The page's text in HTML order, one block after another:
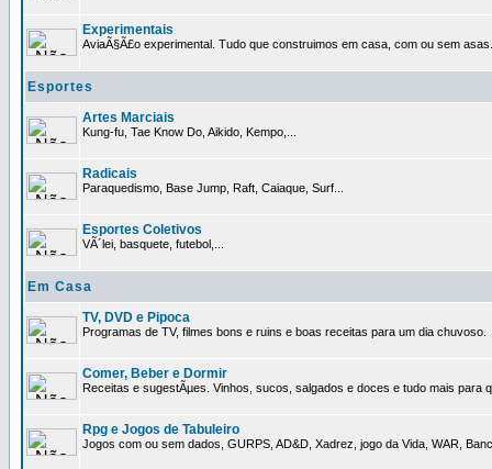
Experimentais
AviaÃ§Ã£o experimental. Tudo que construimos em casa, com ou sem asas.
Esportes
Artes Marciais
Kung-fu, Tae Know Do, Aikido, Kempo,...
Radicais
Paraquedismo, Base Jump, Raft, Caiaque, Surf...
Esportes Coletivos
VÃ´lei, basquete, futebol,...
Em Casa
TV, DVD e Pipoca
Programas de TV, filmes bons e ruins e boas receitas para um dia chuvoso.
Comer, Beber e Dormir
Receitas e sugestÃµes. Vinhos, sucos, salgados e doces e tudo mais para
Rpg e Jogos de Tabuleiro
Jogos com ou sem dados, GURPS, AD&D, Xadrez, jogo da Vida, WAR,